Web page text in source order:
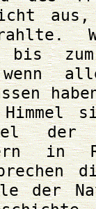
bis
wenn
Himmel
der
in